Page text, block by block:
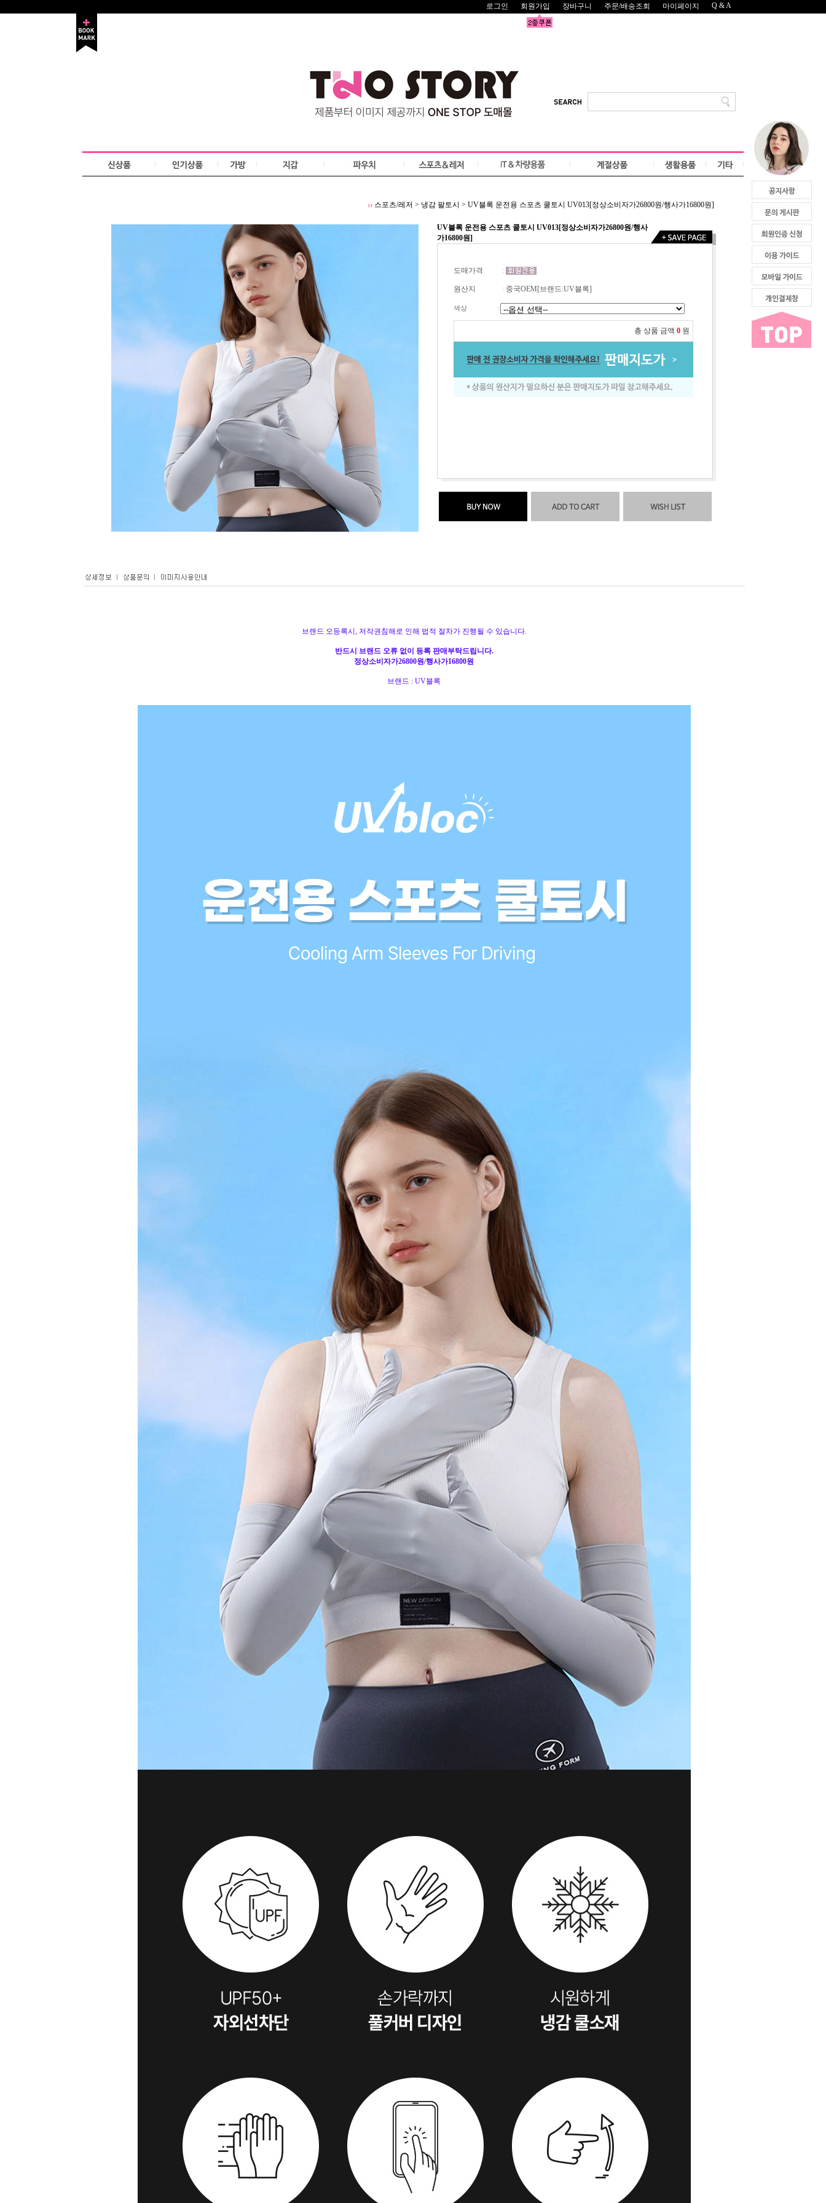
로그인 회원가입 장바구니 주문/배송조회 마이페이지 Q & A
스포츠/레저 > 냉감 팔토시 > UV블록 운전용 스포츠 쿨토시 UV013[정상소비자가26800원/행사가16800원]
UV블록 운전용 스포츠 쿨토시 UV013[정상소비자가26800원/행사
가16800원]
도매가격 :
원산지 : 중국OEM[브랜드:UV블록]
색상 :
총 상품 금액 0 원
브랜드 오등록시, 저작권침해로 인해 법적 절차가 진행될 수 있습니다.
반드시 브랜드 오류 없이 등록 판매부탁드립니다.
정상소비자가26800원/행사가16800원
브랜드 : UV블록